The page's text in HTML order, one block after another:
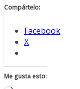
Compártelo:
Facebook
X
Me gusta esto: